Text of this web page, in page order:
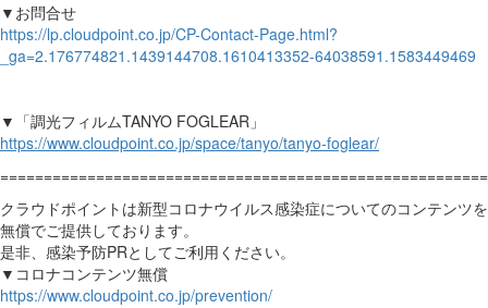
▼お問合せ
https://lp.cloudpoint.co.jp/CP-Contact-Page.html?
_ga=2.176774821.1439144708.1610413352-64038591.1583449469
▼「調光フィルムTANYO FOGLEAR」
https://www.cloudpoint.co.jp/space/tanyo/tanyo-foglear/
クラウドポイントは新型コロナウイルス感染症についてのコンテンツを
無償でご提供しております。
是非、感染予防PRとしてご利用ください。
▼コロナコンテンツ無償
https://www.cloudpoint.co.jp/prevention/